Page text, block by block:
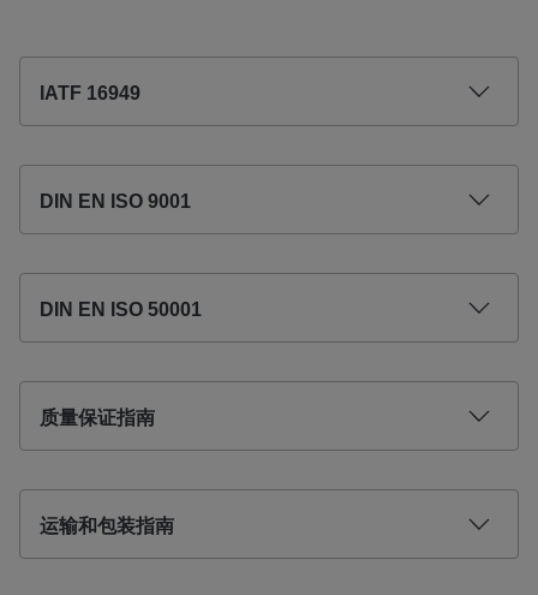
IATF 16949
DIN EN ISO 9001
DIN EN ISO 50001
质量保证指南
运输和包装指南